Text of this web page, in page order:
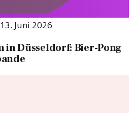
13. Juni 2026
in Düsseldorf: Bier-Pong